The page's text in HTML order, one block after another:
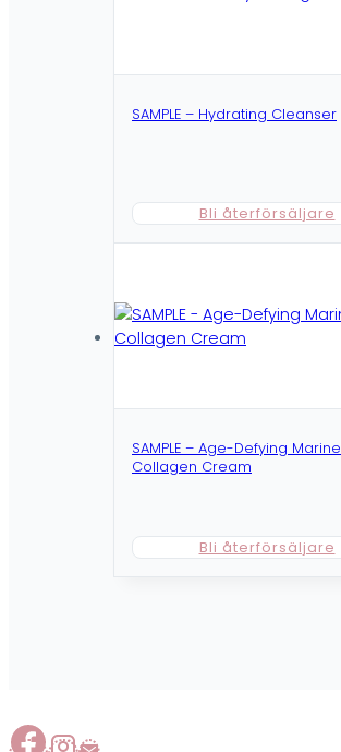
SAMPLE – Hydrating Cleanser
Bli återförsäljare
SAMPLE – Age-Defying Marine
Collagen Cream
Bli återförsäljare